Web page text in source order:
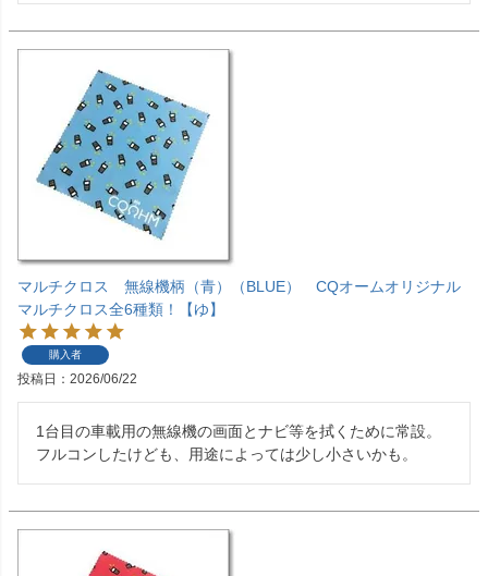
マルチクロス 無線機柄（青）（BLUE） CQオームオリジナル
マルチクロス全6種類！【ゆ】
購入者
投稿日 2026/06/22
1台目の車載用の無線機の画面とナビ等を拭くために常設。
フルコンしたけども、用途によっては少し小さいかも。